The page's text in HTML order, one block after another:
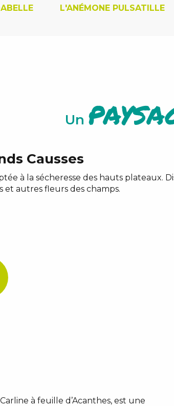
L'ANÉMONE PULSATILLE
Un
Causses
à la sécheresse des hauts plateaux.
et autres fleurs des champs.
à feuille d’Acanthes, est une